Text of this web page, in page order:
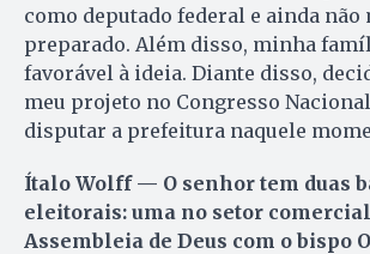
como deputado federal e ainda não
preparado. Além disso, minha
favorável à ideia. Diante disso,
meu projeto no Congresso
disputar a prefeitura naquele
Ítalo Wolff — O senhor tem duas
eleitorais: uma no setor
Assembleia de Deus com o bispo